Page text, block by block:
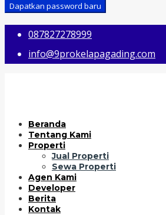
Dapatkan password baru
087827278999
info@9prokelapagading.com
Beranda
Tentang Kami
Properti
Jual Properti
Sewa Properti
Agen Kami
Developer
Berita
Kontak